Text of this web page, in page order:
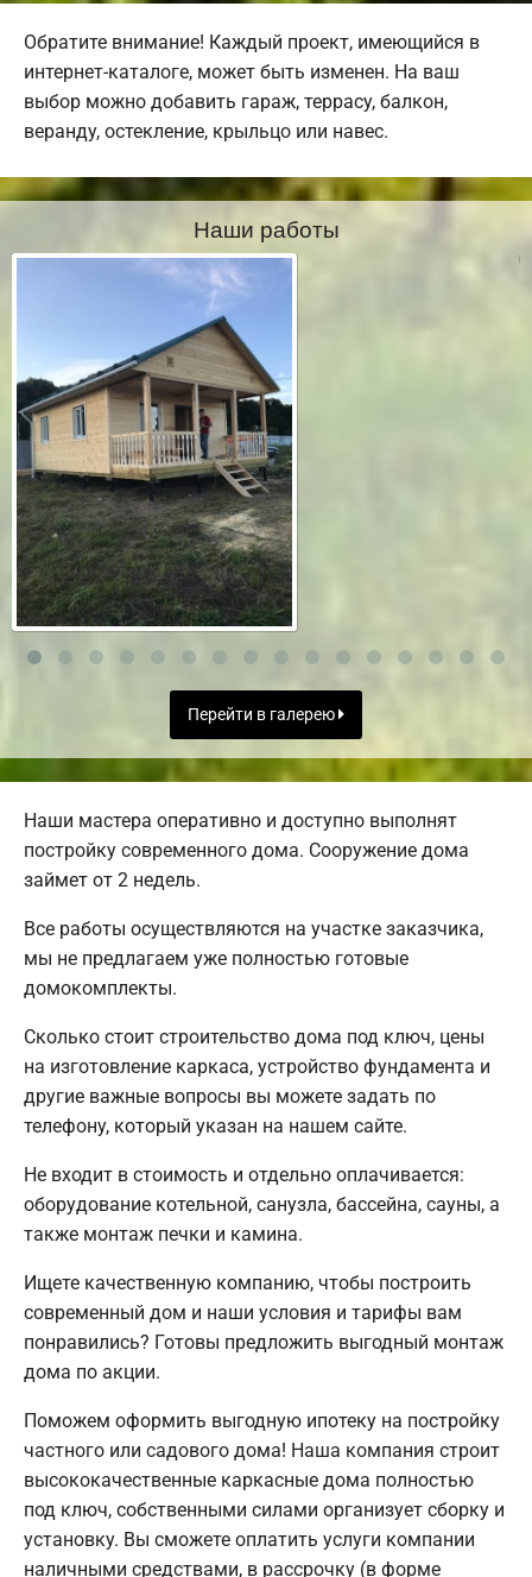
Обратите внимание! Каждый проект, имеющийся в
интернет-каталоге, может быть изменен. На ваш
выбор можно добавить гараж, террасу, балкон,
веранду, остекление, крыльцо или навес.
Наши работы
Перейти в галерею
Наши мастера оперативно и доступно выполнят
постройку современного дома. Сооружение дома
займет от 2 недель.
Все работы осуществляются на участке заказчика,
мы не предлагаем уже полностью готовые
домокомплекты.
Сколько стоит строительство дома под ключ, цены
на изготовление каркаса, устройство фундамента и
другие важные вопросы вы можете задать по
телефону, который указан на нашем сайте.
Не входит в стоимость и отдельно оплачивается:
оборудование котельной, санузла, бассейна, сауны, а
также монтаж печки и камина.
Ищете качественную компанию, чтобы построить
современный дом и наши условия и тарифы вам
понравились? Готовы предложить выгодный монтаж
дома по акции.
Поможем оформить выгодную ипотеку на постройку
частного или садового дома! Наша компания строит
высококачественные каркасные дома полностью
под ключ, собственными силами организует сборку и
установку. Вы сможете оплатить услуги компании
наличными средствами, в рассрочку (в форме